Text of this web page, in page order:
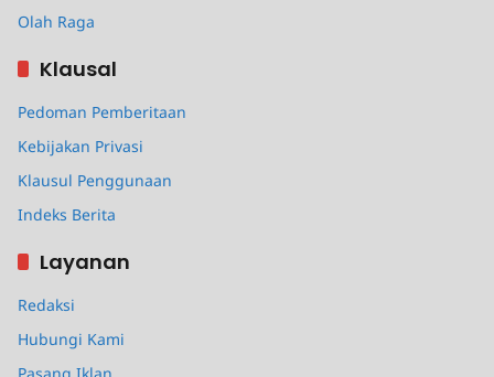
Olah Raga
Klausal
Pedoman Pemberitaan
Kebijakan Privasi
Klausul Penggunaan
Indeks Berita
Layanan
Redaksi
Hubungi Kami